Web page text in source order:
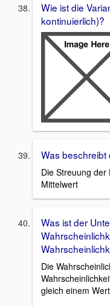
Wie ist die
kontinuierlich)?
Was beschreibt
Die Streuung der
Mittelwert
Was ist der
Die
gleich einem